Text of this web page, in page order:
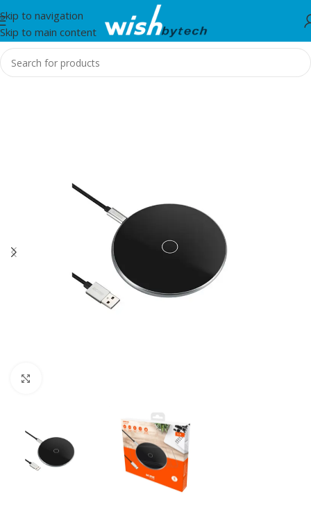
Skip to navigation
Skip to main content
Home/Acme